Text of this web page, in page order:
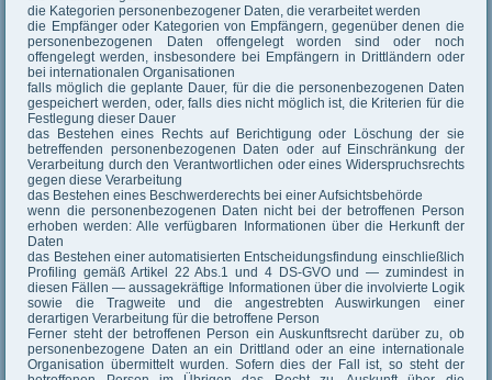
die Kategorien personenbezogener Daten, die verarbeitet werden
die Empfänger oder Kategorien von Empfängern, gegenüber denen die
personenbezogenen Daten offengelegt worden sind oder noch
offengelegt werden, insbesondere bei Empfängern in Drittländern oder
bei internationalen Organisationen
falls möglich die geplante Dauer, für die die personenbezogenen Daten
gespeichert werden, oder, falls dies nicht möglich ist, die Kriterien für die
Festlegung dieser Dauer
das Bestehen eines Rechts auf Berichtigung oder Löschung der sie
betreffenden personenbezogenen Daten oder auf Einschränkung der
Verarbeitung durch den Verantwortlichen oder eines Widerspruchsrechts
gegen diese Verarbeitung
das Bestehen eines Beschwerderechts bei einer Aufsichtsbehörde
wenn die personenbezogenen Daten nicht bei der betroffenen Person
erhoben werden: Alle verfügbaren Informationen über die Herkunft der
Daten
das Bestehen einer automatisierten Entscheidungsfindung einschließlich
Profiling gemäß Artikel 22 Abs.1 und 4 DS-GVO und — zumindest in
diesen Fällen — aussagekräftige Informationen über die involvierte Logik
sowie die Tragweite und die angestrebten Auswirkungen einer
derartigen Verarbeitung für die betroffene Person
Ferner steht der betroffenen Person ein Auskunftsrecht darüber zu, ob
personenbezogene Daten an ein Drittland oder an eine internationale
Organisation übermittelt wurden. Sofern dies der Fall ist, so steht der